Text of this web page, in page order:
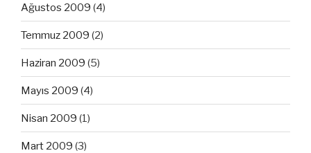
Ağustos 2009 (4)
Temmuz 2009 (2)
Haziran 2009 (5)
Mayıs 2009 (4)
Nisan 2009 (1)
Mart 2009 (3)